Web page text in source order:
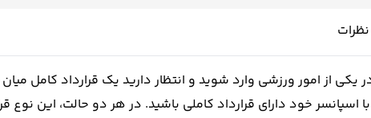
نظرات
یکی از امور ورزشی وارد شوید و انتظار دارید یک قرارداد کامل
خود دارای قرارداد کاملی باشید. در هر دو حالت، این نوع